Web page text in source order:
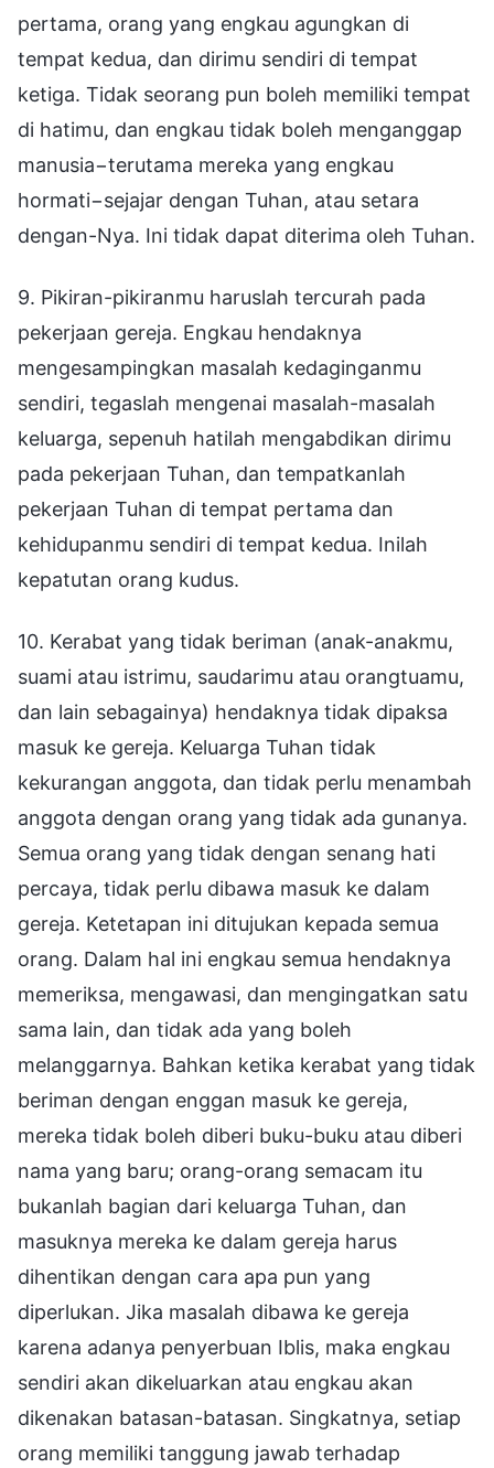
pertama, orang yang engkau agungkan di
tempat kedua, dan dirimu sendiri di tempat
ketiga. Tidak seorang pun boleh memiliki tempat
di hatimu, dan engkau tidak boleh menganggap
manusia−terutama mereka yang engkau
hormati−sejajar dengan Tuhan, atau setara
dengan-Nya. Ini tidak dapat diterima oleh Tuhan.
9. Pikiran-pikiranmu haruslah tercurah pada
pekerjaan gereja. Engkau hendaknya
mengesampingkan masalah kedaginganmu
sendiri, tegaslah mengenai masalah-masalah
keluarga, sepenuh hatilah mengabdikan dirimu
pada pekerjaan Tuhan, dan tempatkanlah
pekerjaan Tuhan di tempat pertama dan
kehidupanmu sendiri di tempat kedua. Inilah
kepatutan orang kudus.
10. Kerabat yang tidak beriman (anak-anakmu,
suami atau istrimu, saudarimu atau orangtuamu,
dan lain sebagainya) hendaknya tidak dipaksa
masuk ke gereja. Keluarga Tuhan tidak
kekurangan anggota, dan tidak perlu menambah
anggota dengan orang yang tidak ada gunanya.
Semua orang yang tidak dengan senang hati
percaya, tidak perlu dibawa masuk ke dalam
gereja. Ketetapan ini ditujukan kepada semua
orang. Dalam hal ini engkau semua hendaknya
memeriksa, mengawasi, dan mengingatkan satu
sama lain, dan tidak ada yang boleh
melanggarnya. Bahkan ketika kerabat yang tidak
beriman dengan enggan masuk ke gereja,
mereka tidak boleh diberi buku-buku atau diberi
nama yang baru; orang-orang semacam itu
bukanlah bagian dari keluarga Tuhan, dan
masuknya mereka ke dalam gereja harus
dihentikan dengan cara apa pun yang
diperlukan. Jika masalah dibawa ke gereja
karena adanya penyerbuan Iblis, maka engkau
sendiri akan dikeluarkan atau engkau akan
dikenakan batasan-batasan. Singkatnya, setiap
orang memiliki tanggung jawab terhadap